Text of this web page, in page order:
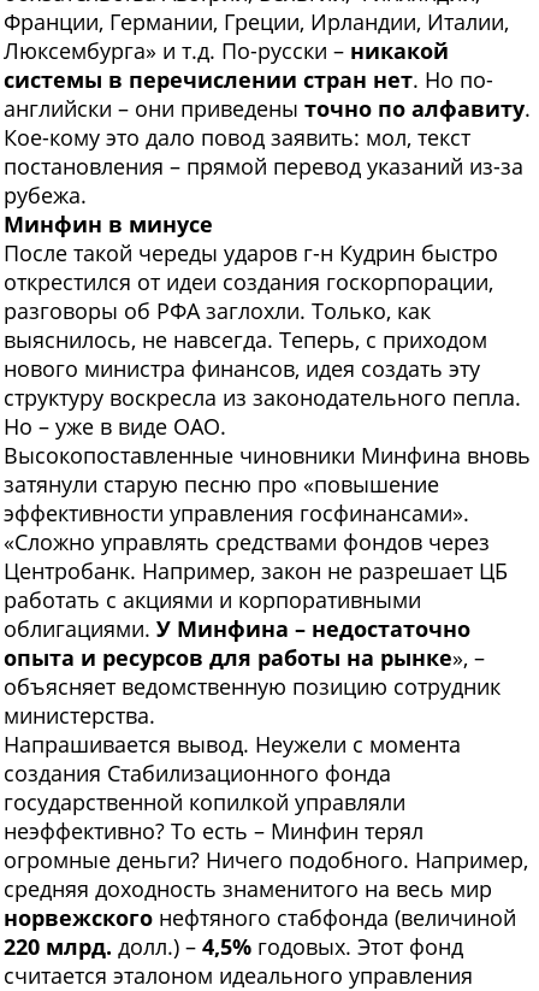
Франции, Германии, Греции, Ирландии, Италии,
Люксембурга» и т.д. По-русски – никакой
системы в перечислении стран нет. Но по-
английски – они приведены точно по алфавиту.
Кое-кому это дало повод заявить: мол, текст
постановления – прямой перевод указаний из-за
рубежа.
Минфин в минусе
После такой череды ударов г-н Кудрин быстро
открестился от идеи создания госкорпорации,
разговоры об РФА заглохли. Только, как
выяснилось, не навсегда. Теперь, с приходом
нового министра финансов, идея создать эту
структуру воскресла из законодательного пепла.
Но – уже в виде ОАО.
Высокопоставленные чиновники Минфина вновь
затянули старую песню про «повышение
эффективности управления госфинансами».
«Сложно управлять средствами фондов через
Центробанк. Например, закон не разрешает ЦБ
работать с акциями и корпоративными
облигациями. У Минфина – недостаточно
опыта и ресурсов для работы на рынке», –
объясняет ведомственную позицию сотрудник
министерства.
Напрашивается вывод. Неужели с момента
создания Стабилизационного фонда
государственной копилкой управляли
неэффективно? То есть – Минфин терял
огромные деньги? Ничего подобного. Например,
средняя доходность знаменитого на весь мир
норвежского нефтяного стабфонда (величиной
220 млрд. долл.) – 4,5% годовых. Этот фонд
считается эталоном идеального управления